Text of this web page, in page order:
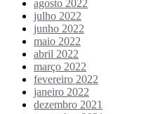
agosto 2022
julho 2022
junho 2022
maio 2022
abril 2022
março 2022
fevereiro 2022
janeiro 2022
dezembro 2021